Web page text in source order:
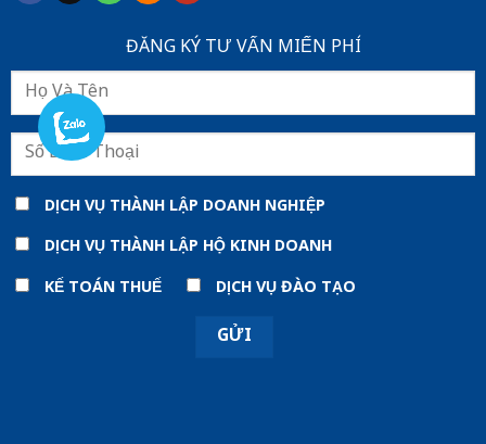
ĐĂNG KÝ TƯ VẤN MIẾN PHÍ
DỊCH VỤ THÀNH LẬP DOANH NGHIỆP
DỊCH VỤ THÀNH LẬP HỘ KINH DOANH
KẾ TOÁN THUẾ
DỊCH VỤ ĐÀO TẠO